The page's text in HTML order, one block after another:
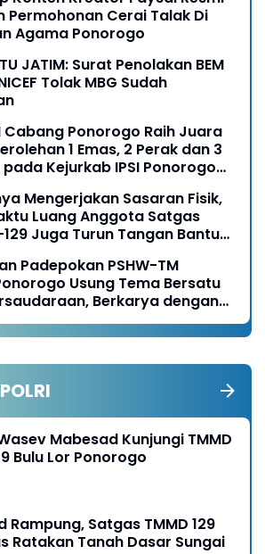
Permohonan Cerai Talak Di
Agama Ponorogo
JATIM: Surat Penolakan BEM
Tolak MBG Sudah
Cabang Ponorogo Raih Juara
1 Emas, 2 Perak dan 3
Kejurkab IPSI Ponorogo
Mengerjakan Sasaran Fisik,
Luang Anggota Satgas
129 Juga Turun Tangan Bantu
Padepokan PSHW-TM
Usung Tema Bersatu
Berkarya dengan
dan Mengabdi dengan
Mabesad Kunjungi TMMD
Bulu Lor Ponorogo
Rampung, Satgas TMMD 129
Ratakan Tanah Dasar Sungai